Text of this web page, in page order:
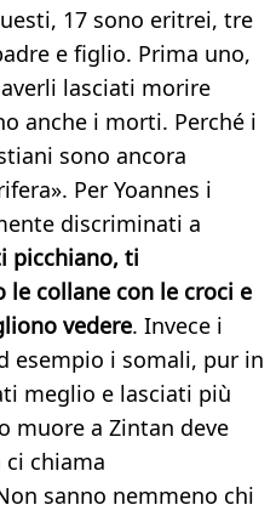
17 sono eritrei, tre
e figlio. Prima uno,
lasciati morire
anche i morti. Perché i
sono ancora
Per Yoannes i
discriminati a
picchiano, ti
collane con le croci e
vedere. Invece i
esempio i somali, pur in
meglio e lasciati più
muore a Zintan deve
ci chiama
sanno nemmeno chi